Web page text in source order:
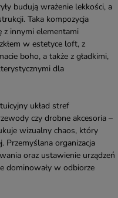
budują wrażenie lekkości, a
Taka kompozycja
z innymi elementami
w estetyce loft, z
boho, a także z gładkimi,
dla
układ stref
czy drobne akcesoria –
wizualny chaos, który
Przemyślana organizacja
oraz ustawienie urządzeń
dominowały w odbiorze